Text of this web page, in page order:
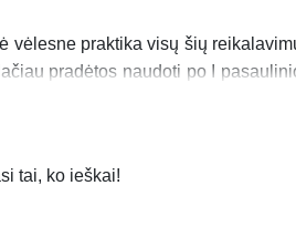
vė­les­ne praktika visų šių
pra­dė­tos naudoti po I
tai, ko ieškai!